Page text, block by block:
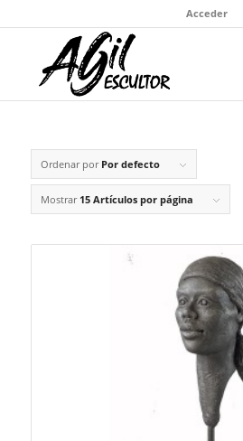
Acceder
Ordenar por Por defecto
Mostrar 15 Artículos por página